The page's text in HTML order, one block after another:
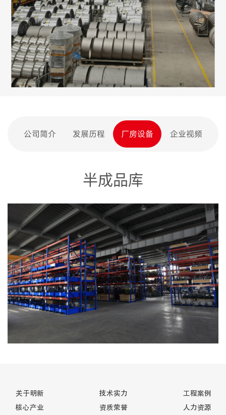
公司简介 发展历程 厂房设备 企业视频
半成品库
关于明新
核心产业
技术实力
资质荣誉
工程案例
人力资源